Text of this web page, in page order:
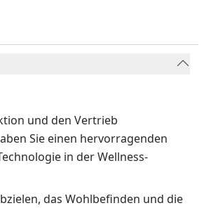
und den Vertrieb
Sie einen hervorragenden
in der Wellness-
das Wohlbefinden und die